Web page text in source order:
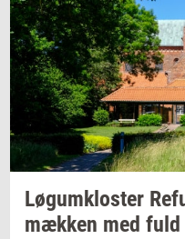
Løgum­klo­ster
mæk­ken med fuld